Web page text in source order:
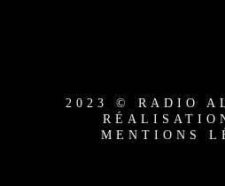
2023 © RADIO
MENTIONS